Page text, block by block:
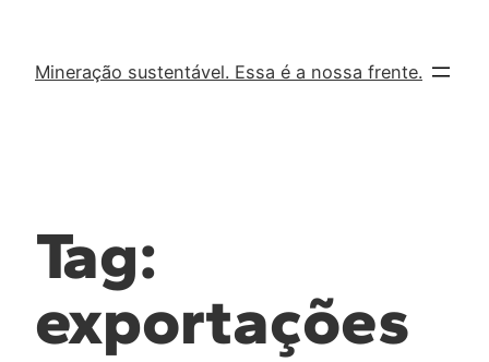
Mineração sustentável. Essa é a nossa frente.
Tag:
exportações